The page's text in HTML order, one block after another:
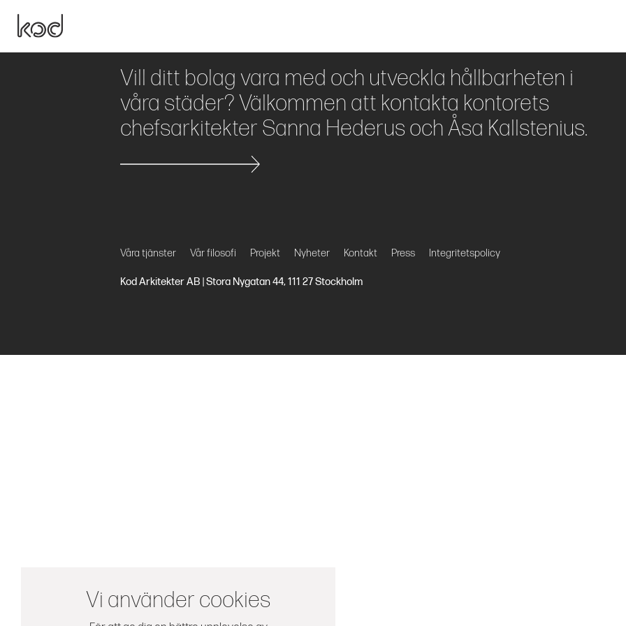
Vi använder cookies
Vill ditt bolag vara med och utveckla hållbarheten i
våra städer? Välkommen att kontakta kontorets
chefsarkitekter Sanna Hederus och Åsa Kallstenius.
Våra tjänster Vår filosofi Projekt Nyheter Kontakt Press Integritetspolicy
Kod Arkitekter AB | Stora Nygatan 44, 111 27 Stockholm